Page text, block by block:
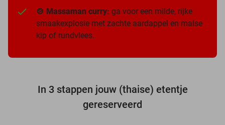
🍲 Massaman curry: ga voor een milde, rijke
smaakexplosie met zachte aardappel en malse
kip of rundvlees.
In 3 stappen jouw (thaise) etentje
gereserveerd